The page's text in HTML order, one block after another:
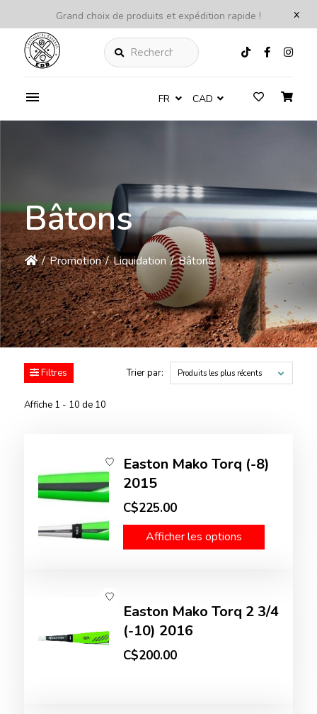
x
Grand choix de produits et expédition rapide !
Rechercher
FR CAD
Bâtons
/ Promotion / Liquidation / Bâtons
Filtres
Affiche 1 - 10 de 10
Trier par: Produits les plus récents
Easton Mako Torq (-8)
2015
C$225.00
Afficher les options
Easton Mako Torq 2 3/4
(-10) 2016
C$200.00